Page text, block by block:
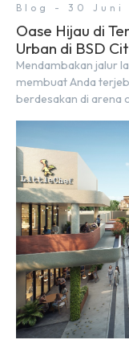
Blog - 30 Juni
Oase Hijau di
Urban di BSD
Mendambakan jalur
membuat Anda
berdesakan di arena
sekitar yang
kawasan township
menjadi area